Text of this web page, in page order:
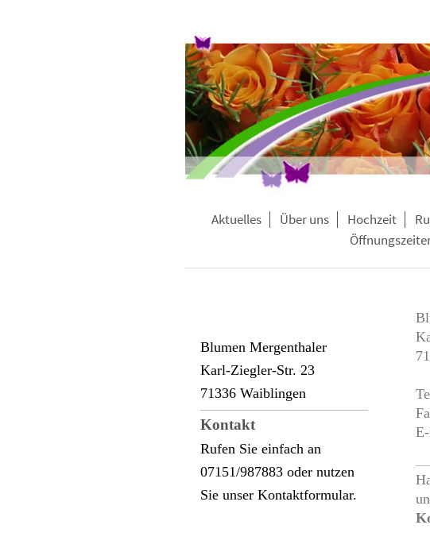
Aktuelles Über uns Hochzeit
Blumen Mergenthaler
Karl-Ziegler-Str. 23
71336 Waiblingen
Kontakt
Rufen Sie einfach an
07151/987883 oder nutzen
Sie unser Kontaktformular.